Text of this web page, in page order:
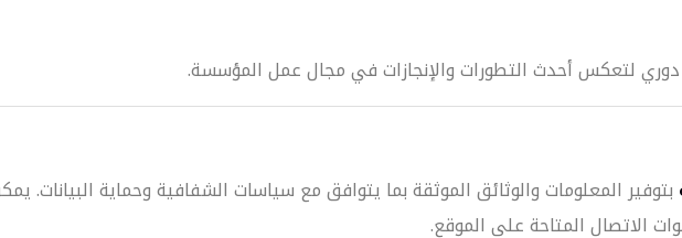
دوري لتعكس أحدث التطورات والإنجازات في مجال عمل المؤسسة.
بتوفير المعلومات والوثائق الموثقة بما يتوافق مع سياسات الشفافية وحماية البيانات.
الاتصال المتاحة على الموقع.